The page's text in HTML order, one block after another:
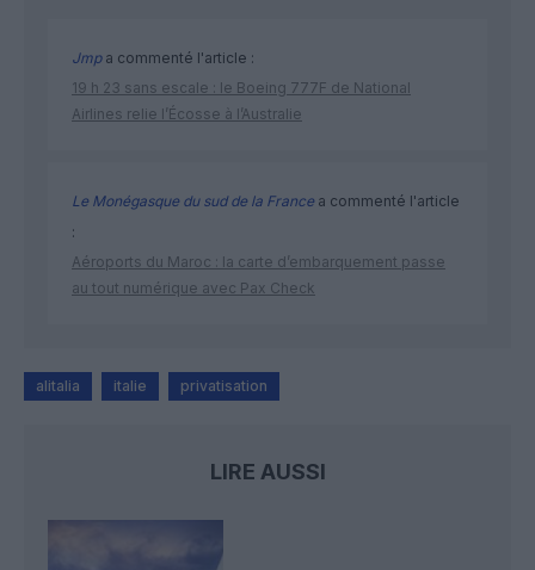
Jmpa commenté l'article :
19 h 23 sans escale : le Boeing 777F de National
Airlines relie l’Écosse à l’Australie
Le Monégasque du sud de la Francea commenté l'article
:
Aéroports du Maroc : la carte d’embarquement passe
au tout numérique avec Pax Check
alitalia italie privatisation
LIRE AUSSI